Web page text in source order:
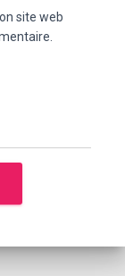
site web